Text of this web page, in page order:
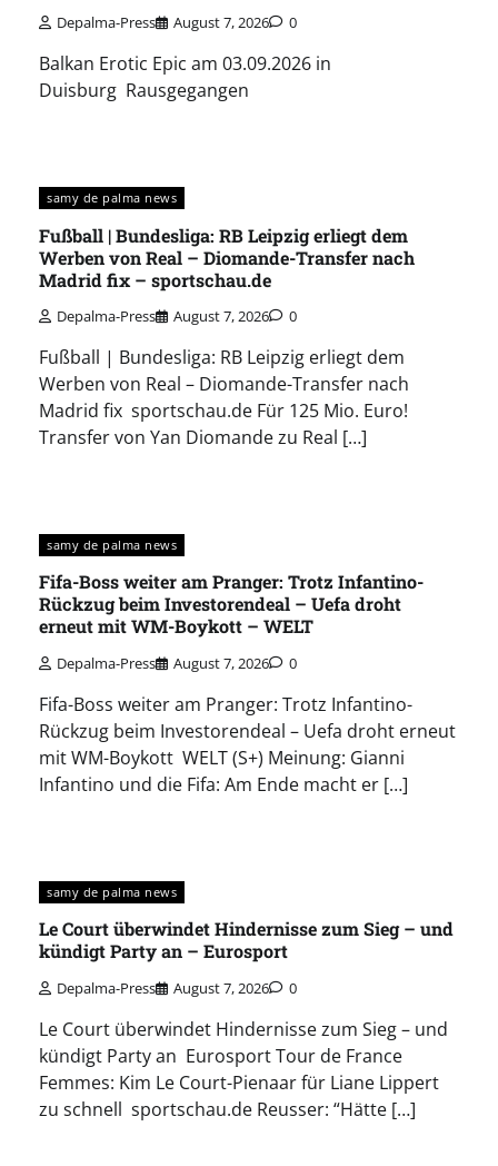
Depalma-Press August 7, 2026 0
Balkan Erotic Epic am 03.09.2026 in
Duisburg Rausgegangen
samy de palma news
Fußball | Bundesliga: RB Leipzig erliegt dem
Werben von Real – Diomande-Transfer nach
Madrid fix – sportschau.de
Depalma-Press August 7, 2026 0
Fußball | Bundesliga: RB Leipzig erliegt dem
Werben von Real – Diomande-Transfer nach
Madrid fix sportschau.de Für 125 Mio. Euro!
Transfer von Yan Diomande zu Real […]
samy de palma news
Fifa-Boss weiter am Pranger: Trotz Infantino-
Rückzug beim Investorendeal – Uefa droht
erneut mit WM-Boykott – WELT
Depalma-Press August 7, 2026 0
Fifa-Boss weiter am Pranger: Trotz Infantino-
Rückzug beim Investorendeal – Uefa droht erneut
mit WM-Boykott WELT (S+) Meinung: Gianni
Infantino und die Fifa: Am Ende macht er […]
samy de palma news
Le Court überwindet Hindernisse zum Sieg – und
kündigt Party an – Eurosport
Depalma-Press August 7, 2026 0
Le Court überwindet Hindernisse zum Sieg – und
kündigt Party an Eurosport Tour de France
Femmes: Kim Le Court-Pienaar für Liane Lippert
zu schnell sportschau.de Reusser: “Hätte […]